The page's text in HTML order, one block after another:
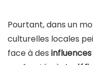
Pourtant, dans un
culturelles locales
face à des